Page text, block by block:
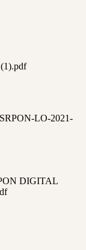
LO-2021-
DIGITAL